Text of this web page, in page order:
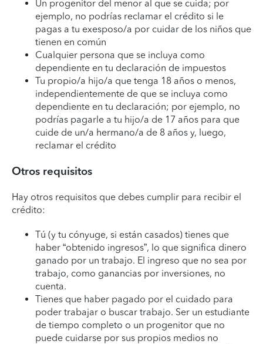
Un progenitor del menor al que se cuida; por
ejemplo, no podrías reclamar el crédito si le
pagas a tu exesposo/a por cuidar de los niños que
tienen en común
Cualquier persona que se incluya como
dependiente en tu declaración de impuestos
Tu propio/a hijo/a que tenga 18 años o menos,
independientemente de que se incluya como
dependiente en tu declaración; por ejemplo, no
podrías pagarle a tu hijo/a de 17 años para que
cuide de un/a hermano/a de 8 años y, luego,
reclamar el crédito
Otros requisitos
Hay otros requisitos que debes cumplir para recibir el
crédito:
Tú (y tu cónyuge, si están casados) tienes que
haber “obtenido ingresos”, lo que significa dinero
ganado por un trabajo. El ingreso que no sea por
trabajo, como ganancias por inversiones, no
cuenta.
Tienes que haber pagado por el cuidado para
poder trabajar o buscar trabajo. Ser un estudiante
de tiempo completo o un progenitor que no
puede cuidarse por sus propios medios no